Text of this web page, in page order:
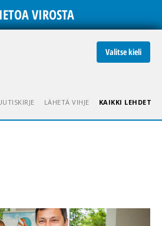
VIROSTA
Valitse kieli
LÄHETÄ VIHJE KAIKKI LEHDET